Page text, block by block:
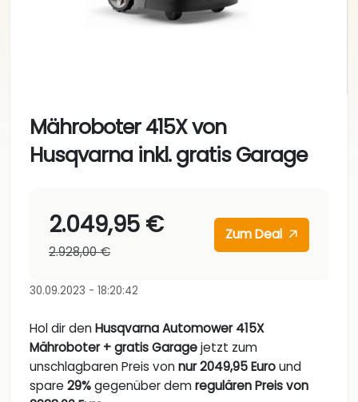
Mähroboter 415X von
Husqvarna inkl. gratis Garage
2.049,95 €
2.928,00 €
Zum Deal
30.09.2023 - 18:20:42
Hol dir denHusqvarna Automower 415X
Mähroboter + gratis Garagejetzt zum
unschlagbaren Preis vonnur 2049,95 Euround
spare 29%gegenüber demregulären Preis von